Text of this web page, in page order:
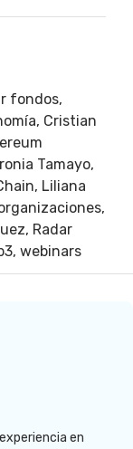
fondos,
, Cristian
Tamayo,
, Liliana
,
, Radar
, webinars
en